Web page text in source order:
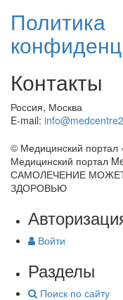
Политика
Контакты
Россия, Москва
E-mail:
© Медицинский портал
Медицинский портал
САМОЛЕЧЕНИЕ
ЗДОРОВЬЮ
Войти
Разделы
Поиск по сайту